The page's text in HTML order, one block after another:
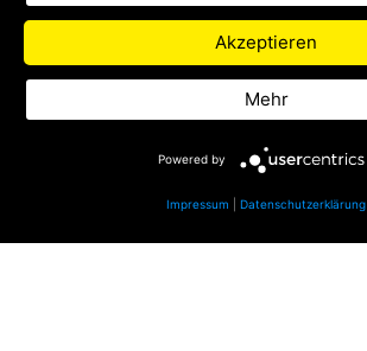
Impressum
Akzeptieren
Mehr
Powered by
Impressum Datenschutzerklärung